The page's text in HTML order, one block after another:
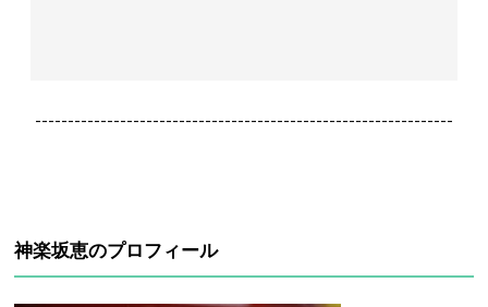
----------------------------------------------------------------
神楽坂恵のプロフィール